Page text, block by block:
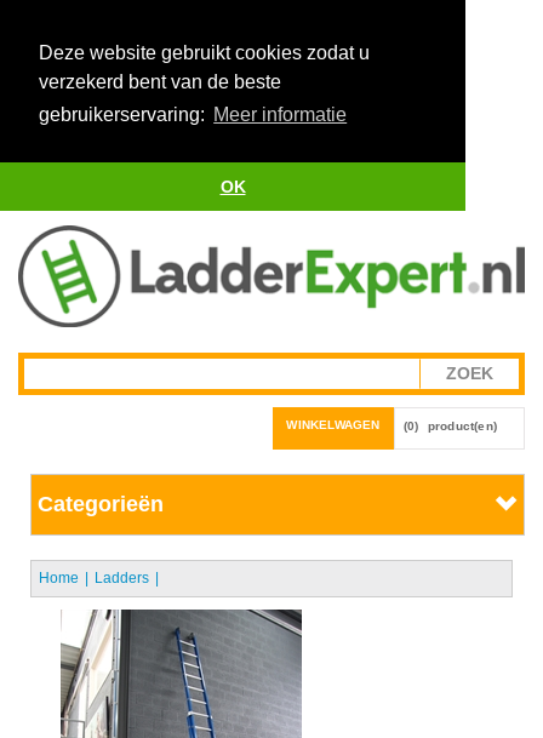
Deze website gebruikt cookies zodat u
verzekerd bent van de beste
gebruikerservaring: Meer informatie
OK
WINKELWAGEN (0) product(en)
Categorieën
Home Ladders